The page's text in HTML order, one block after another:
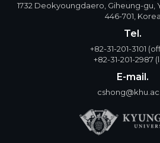
1732 Deokyoungdaero, Giheung-gu,
446-701, Korea
Tel.
+82-31-201-3101
+82-31-201-2987
E-mail.